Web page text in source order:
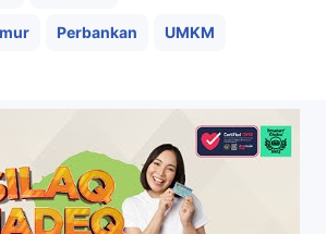
Perbankan UMKM